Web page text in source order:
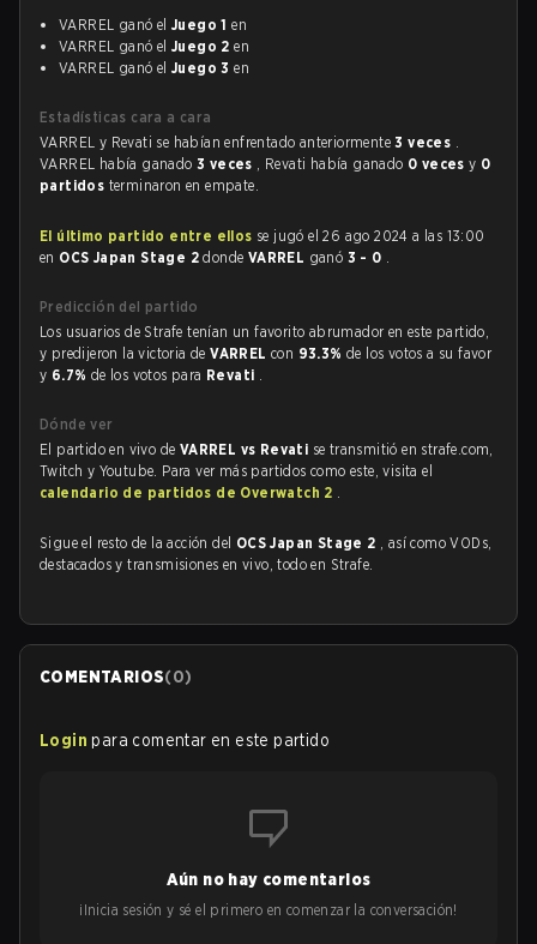
VARREL ganó el Juego 1 en
VARREL ganó el Juego 2 en
VARREL ganó el Juego 3 en
Estadísticas cara a cara
VARREL y Revati se habían enfrentado anteriormente3 veces .
VARREL había ganado3 veces , Revati había ganado 0 vecesy 0
partidos terminaron en empate.
El último partido entre ellos se jugó el 26 ago 2024 a las 13:00
en OCS Japan Stage 2donde VARREL ganó 3 - 0 .
Predicción del partido
Los usuarios de Strafe tenían un favorito abrumador en este partido,
y predijeron la victoria deVARRELcon 93.3%de los votos a su favor
y 6.7% de los votos para Revati .
Dónde ver
El partido en vivo de VARREL vs Revati se transmitió en strafe.com,
Twitch y Youtube. Para ver más partidos como este, visita el
calendario de partidos de Overwatch 2 .
Sigue el resto de la acción del OCS Japan Stage 2 , así como VODs,
destacados y transmisiones en vivo, todo en Strafe.
COMENTARIOS(0)
Login para comentar en este partido
Aún no hay comentarios
¡Inicia sesión y sé el primero en comenzar la conversación!